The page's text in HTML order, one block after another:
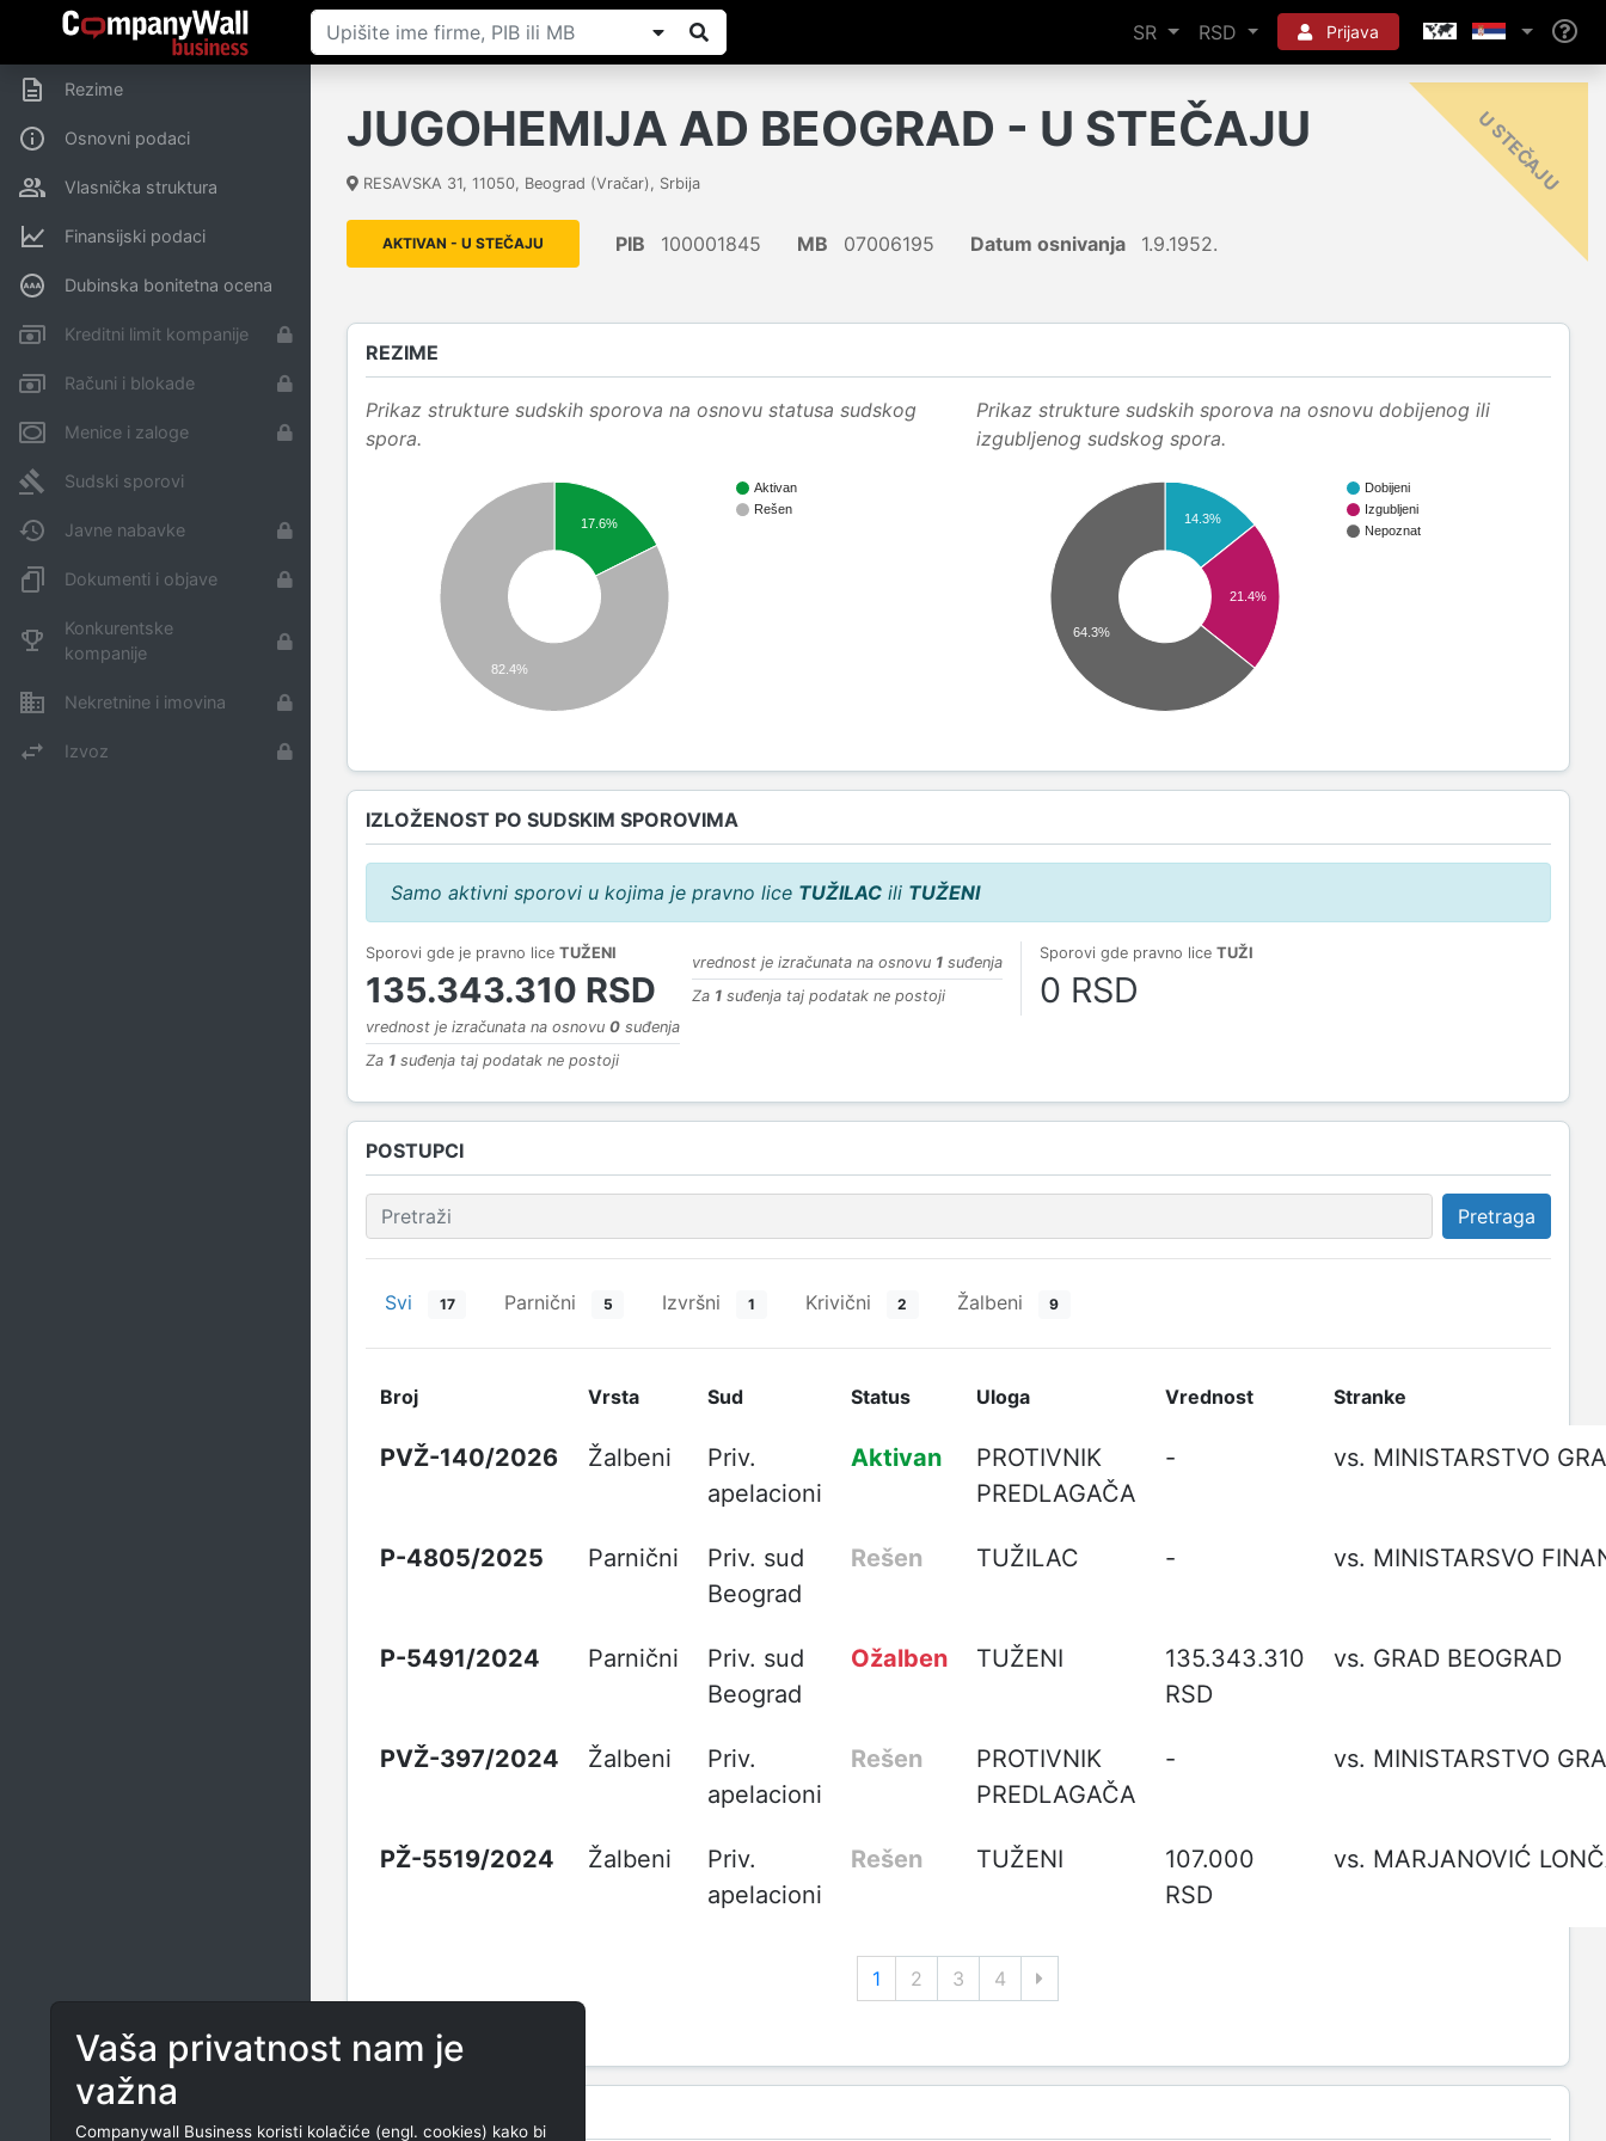
SR RSD Prijava
Rezime
Osnovni podaci
Vlasnička struktura
Finansijski podaci
Dubinska bonitetna ocena
Kreditni limit kompanije
Računi i blokade
Menice i zaloge
Sudski sporovi
Javne nabavke
Dokumenti i objave
Konkurentske
kompanije
Nekretnine i imovina
Izvoz
JUGOHEMIJA AD BEOGRAD - U STEČAJU
RESAVSKA 31, 11050, Beograd (Vračar), Srbija -
U
AKTIVAN - U STEČAJU PIB 100001845 MB 07006195 Datum osnivanja 1.9.1952.
REZIME
Prikaz strukture sudskih sporova na osnovu statusa sudskog
spora.
Aktivan
Rešen
17.6%
82.4%
Prikaz strukture sudskih sporova na osnovu dobijenog ili
izgubljenog sudskog spora.
Dobijeni
Izgubljeni
Nepoznat
14.3%
21.4%
64.3%
IZLOŽENOST PO SUDSKIM SPOROVIMA
Samo aktivni sporovi u kojima je pravno lice TUŽILAC ili TUŽENI
Sporovi gde je pravno lice TUŽENI
135.343.310 RSD
vrednost je izračunata na osnovu 1 suđenja
Za 1 suđenja taj podatak ne postoji
Sporovi gde pravno lice TUŽI
0 RSD
vrednost je izračunata na osnovu 0 suđenja
Za 1 suđenja taj podatak ne postoji
POSTUPCI
Pretraga
Svi 17 Parnični 5 Izvršni 1 Krivični 2 Žalbeni 9
Broj Vrsta Sud Status Uloga Vrednost Stranke
PVŽ-140/2026 Žalbeni
Priv.
apelacioni
Aktivan
PROTIVNIK
PREDLAGAČA
-
P-4805/2025 Parnični
Priv. sud
Beograd
Rešen TUŽILAC -
P-5491/2024 Parnični
Priv. sud
Beograd
Ožalben TUŽENI
135.343.310
RSD
vs. GRAD BEOGRAD
PVŽ-397/2024 Žalbeni
Priv.
apelacioni
Rešen
PROTIVNIK
PREDLAGAČA
-
PŽ-5519/2024 Žalbeni
Priv.
apelacioni
Rešen TUŽENI
107.000
RSD
1 2 3 4
Vaša privatnost nam je
važna
Companywall Business koristi kolačiće (engl. cookies) kako bi